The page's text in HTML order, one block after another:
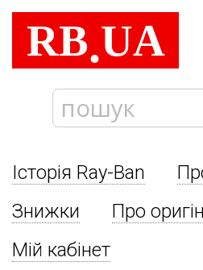
RB.UA
Історія Ray-Ban
Знижки
Про
Мій кабінет